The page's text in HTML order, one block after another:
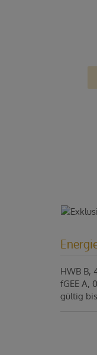
HWB B,
fGEE A,
gültig bis